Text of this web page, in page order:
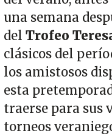
una semana
del Trofeo
clásicos del
los amistosos
esta
traerse para sus
torneos